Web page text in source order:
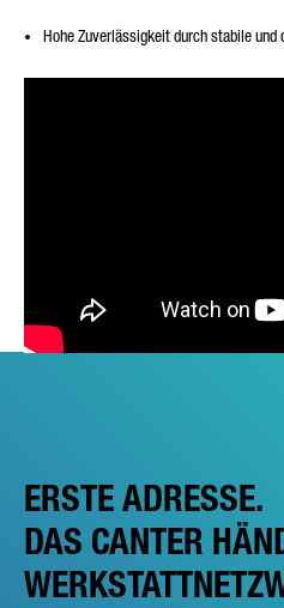
Hohe Zuverlässigkeit durch stabile und
ERSTE ADRESSE.
DAS CANTER